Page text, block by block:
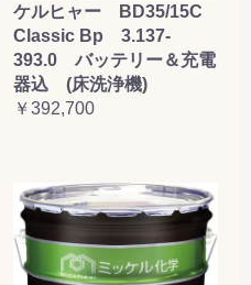
ケルヒャー BD35/15C
Classic Bp 3.137-
393.0 バッテリー＆充電
器込 (床洗浄機)
￥392,700